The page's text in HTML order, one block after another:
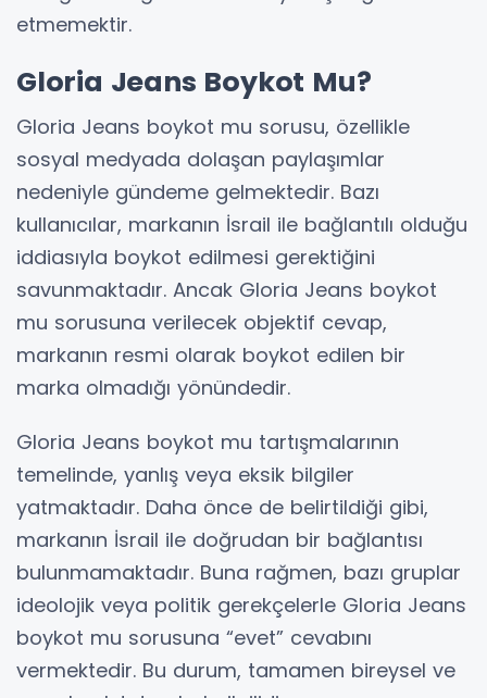
etmemektir.
Gloria Jeans Boykot Mu?
Gloria Jeans boykot mu sorusu, özellikle
sosyal medyada dolaşan paylaşımlar
nedeniyle gündeme gelmektedir. Bazı
kullanıcılar, markanın İsrail ile bağlantılı olduğu
iddiasıyla boykot edilmesi gerektiğini
savunmaktadır. Ancak Gloria Jeans boykot
mu sorusuna verilecek objektif cevap,
markanın resmi olarak boykot edilen bir
marka olmadığı yönündedir.
Gloria Jeans boykot mu tartışmalarının
temelinde, yanlış veya eksik bilgiler
yatmaktadır. Daha önce de belirtildiği gibi,
markanın İsrail ile doğrudan bir bağlantısı
bulunmamaktadır. Buna rağmen, bazı gruplar
ideolojik veya politik gerekçelerle Gloria Jeans
boykot mu sorusuna “evet” cevabını
vermektedir. Bu durum, tamamen bireysel ve